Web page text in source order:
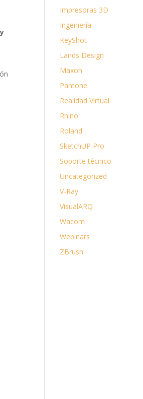
Impresoras 3D
Ingeniería
KeyShot
Lands Design
Maxon
Pantone
Realidad Virtual
Rhino
Roland
SketchUP Pro
Soporte técnico
Uncategorized
V-Ray
VisualARQ
Wacom
Webinars
ZBrush